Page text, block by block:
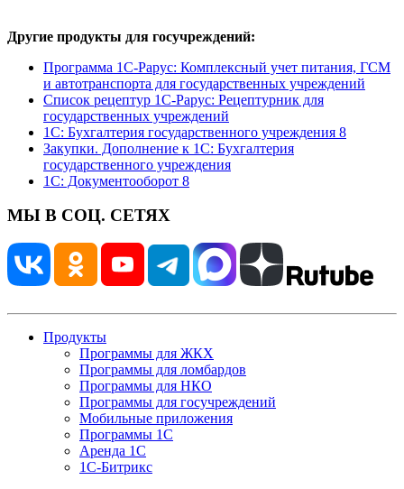
Другие продукты для госучреждений:
Программа 1С-Рарус: Комплексный учет питания, ГСМ
и автотранспорта для государственных учреждений
Список рецептур 1С-Рарус: Рецептурник для
государственных учреждений
1С: Бухгалтерия государственного учреждения 8
Закупки. Дополнение к 1С: Бухгалтерия
государственного учреждения
1С: Документооборот 8
МЫ В СОЦ. СЕТЯХ
Продукты
Программы для ЖКХ
Программы для ломбардов
Программы для НКО
Программы для госучреждений
Мобильные приложения
Программы 1С
Аренда 1С
1С-Битрикс